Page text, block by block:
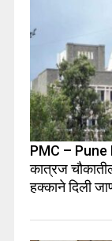
PMC – Pune
कात्रज
हक्काने दिली